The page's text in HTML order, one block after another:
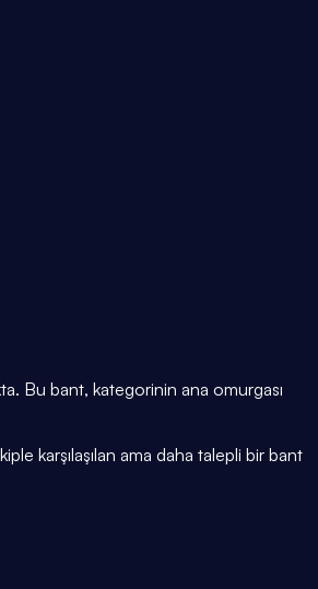
Bu bant, kategorinin ana omurgası
karşılaşılan ama daha talepli bir bant